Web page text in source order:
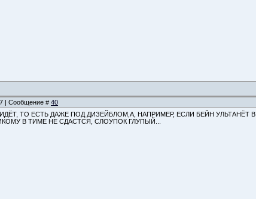
| Сообщение # 40
ИДЁТ, ТО ЕСТЬ ДАЖЕ ПОД ДИЗЕЙБЛОМ,А, НАПРИМЕР, ЕСЛИ БЕЙН
В ТИМЕ НЕ СДАСТСЯ, СЛОУПОК ГЛУПЫЙ...